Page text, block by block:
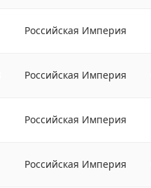
Российская Империя
Российская Империя
Российская Империя
Российская Империя